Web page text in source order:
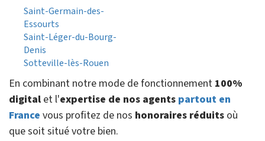
Saint-Germain-des-
Essourts
Saint-Léger-du-Bourg-
Denis
Sotteville-lès-Rouen
En combinant notre mode de fonctionnement 100%
digital et l'expertise de nos agents partout en
France vous profitez de nos honoraires réduits où
que soit situé votre bien.